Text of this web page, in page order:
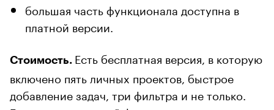
большая часть функционала доступна в
платной версии.
Стоимость. Есть бесплатная версия, в которую
включено пять личных проектов, быстрое
добавление задач, три фильтра и не только.